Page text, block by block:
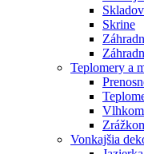
Skrine
Teplomery a
Vonkajšia